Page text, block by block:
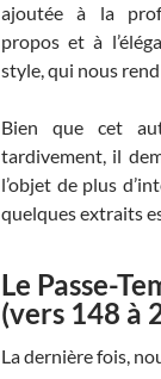
ajoutée à la
propos et à
style, qui nous
Bien que cet
tardivement, il
l’objet de plus
quelques extraits
Le Passe-
(vers 148 à
La dernière fois,